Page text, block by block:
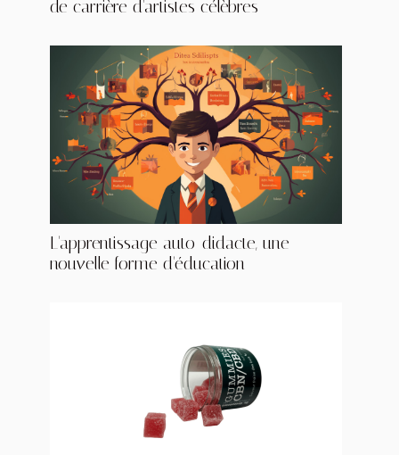
de carrière d'artistes célèbres
L'apprentissage auto-didacte, une
nouvelle forme d'éducation